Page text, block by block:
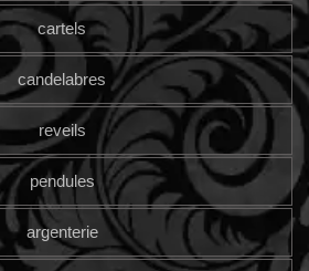
cartels
candelabres
reveils
pendules
argenterie